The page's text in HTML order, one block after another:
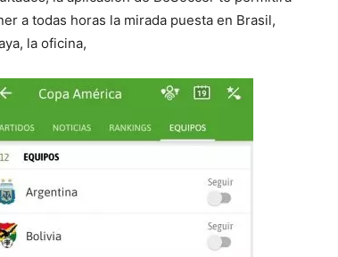
a todas horas la mirada puesta en Brasil,
la oficina,